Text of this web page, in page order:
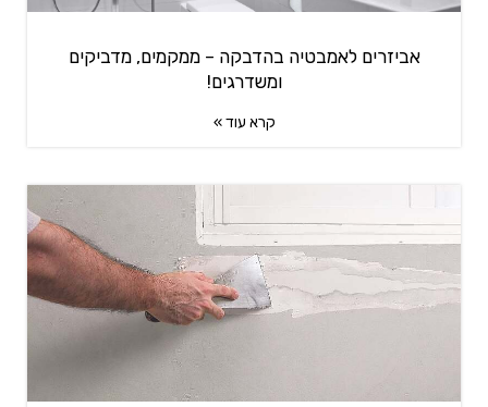
אביזרים לאמבטיה בהדבקה – ממקמים, מדביקים
ומשדרגים!
קרא עוד »